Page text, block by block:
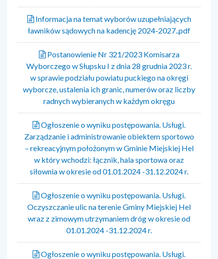
Informacja na temat wyborów uzupełniających
ławników sądowych na kadencję 2024-2027..pdf
Postanowienie Nr 321/2023 Komisarza
Wyborczego w Słupsku I z dnia 28 grudnia 2023 r.
w sprawie podziału powiatu puckiego na okręgi
wyborcze, ustalenia ich granic, numerów oraz liczby
radnych wybieranych w każdym okręgu
Ogłoszenie o wyniku postępowania. Usługi.
Zarządzanie i administrowanie obiektem sportowo
– rekreacyjnym położonym w Gminie Miejskiej Hel
w który wchodzi: łącznik, hala sportowa oraz
siłownia w okresie od 01.01.2024 -31.12.2024 r.
Ogłoszenie o wyniku postępowania. Usługi.
Oczyszczanie ulic na terenie Gminy Miejskiej Hel
wraz z zimowym utrzymaniem dróg w okresie od
01.01.2024 -31.12.2024 r.
Ogłoszenie o wyniku postępowania. Usługi.